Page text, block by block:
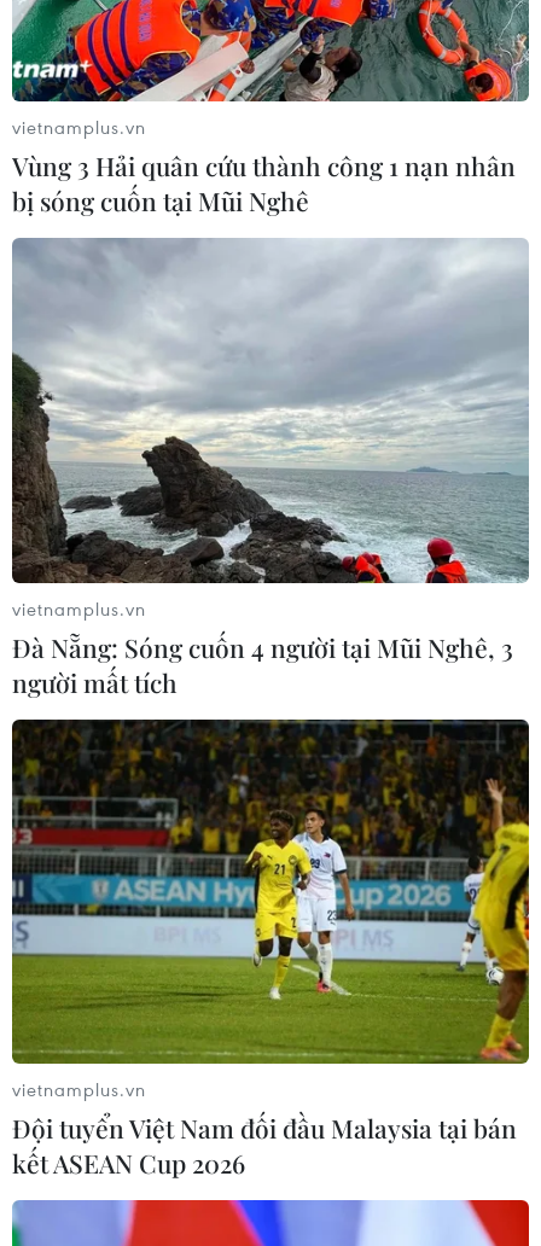
Ngân hàng trung ương Anh giữ nguyên lãi
suất cơ bản ở mức thấp kỷ lục
04/02/2021 13:04
Ngân hàng trung ương Anh cho biết vẫn giữ nguyên lãi
suất cơ bản ở mức 0,1%, đồng thời giảm dự báo tăng
trưởng kinh tế Anh cho năm nay từ mức 7,25% xuống
còn 5%.
Kinh tế Anh sẽ trở lại mức trước đại dịch
trong vòng hai năm
12/02/2021 09:22
Anh là một trong những quốc gia đi đầu trong việc cung
cấp vắcxin cho người dân và GDP dự kiến sẽ tăng 4,7%
trong quý 2/2021, khi một số chính sách hạn chế có thể
được dỡ bỏ.
vietnamplus.vn
Vùng 3 Hải quân cứu thành công 1 nạn nhân
bị sóng cuốn tại Mũi Nghê
vietnamplus.vn
Đà Nẵng: Sóng cuốn 4 người tại Mũi Nghê, 3
người mất tích
vietnamplus.vn
Đội tuyển Việt Nam đối đầu Malaysia tại bán
kết ASEAN Cup 2026